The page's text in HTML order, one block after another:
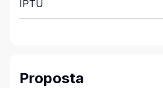
IPTU
Proposta